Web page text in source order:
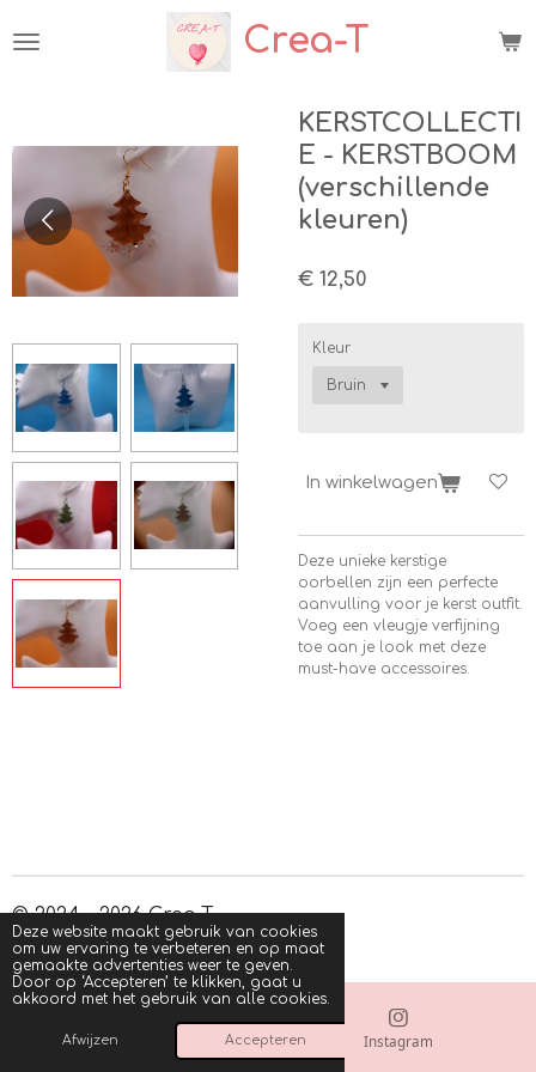
Deze website maakt gebruik van cookies
om uw ervaring te verbeteren en op maat
gemaakte advertenties weer te geven.
Door op ‘Accepteren’ te klikken, gaat u
akkoord met het gebruik van alle cookies.
Afwijzen Accepteren
direct
Crea-T
KERSTCOLLECTI
E - KERSTBOOM
(verschillende
kleuren)
€ 12,50
Kleur
In winkelwagen
Deze unieke kerstige
oorbellen zijn een perfecte
aanvulling voor je kerst outfit.
Voeg een vleugje verfijning
toe aan je look met deze
must-have accessoires.
© 2024 - 2026 Crea-T
Powered byJouwWeb
E-mailadres Instagram